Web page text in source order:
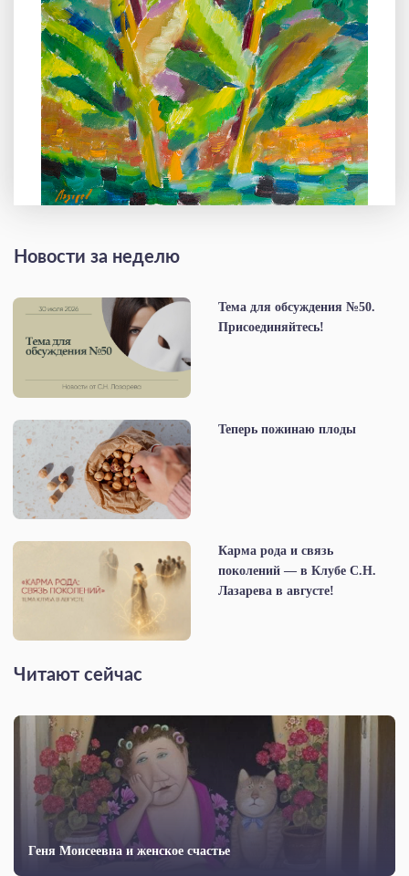
Новости за неделю
Тема для обсуждения №50.
Присоединяйтесь!
Теперь пожинаю плоды
Карма рода и связь
поколений — в Клубе С.Н.
Лазарева в августе!
Читают сейчас
Геня Моисеевна и женское счастье